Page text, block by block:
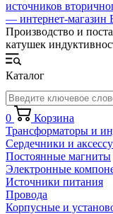
Производство и
катушек
Каталог
0
Корзина
Трансформаторы и
Сердечники и
Постоянные магниты
Электронные
Источники питания
Провода
Корпусные и